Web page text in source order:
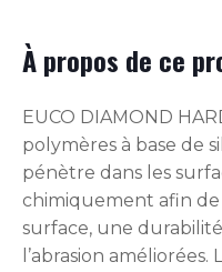
À propos de ce
EUCO DIAMOND
polymères à base de
pénètre dans les
chimiquement afin
surface, une
l’abrasion